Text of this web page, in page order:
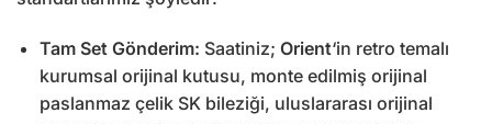
Tam Set Gönderim: Saatiniz; Orient‘in retro temalı
kurumsal orijinal kutusu, monte edilmiş orijinal
paslanmaz çelik SK bileziği, uluslararası orijinal